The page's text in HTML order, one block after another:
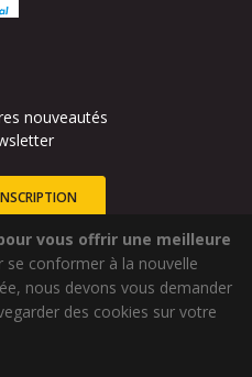
vous offrir une meilleure
se conformer à la nouvelle
nous devons vous demander
des cookies sur votre
nouveautés